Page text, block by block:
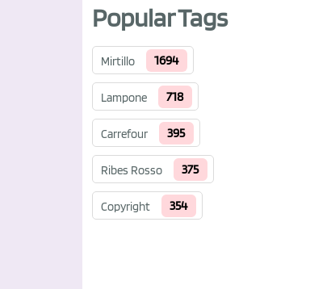
Popular Tags
Mirtillo 1694
Lampone 718
Carrefour 395
Ribes Rosso 375
Copyright 354